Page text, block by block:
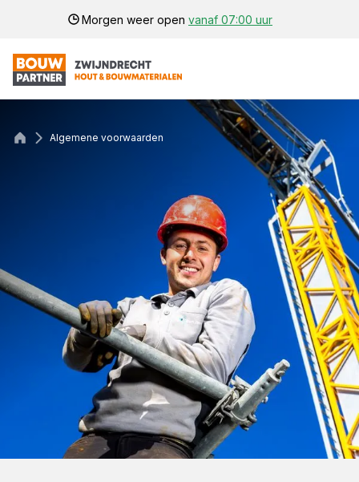
Morgen weer open vanaf 07:00 uur
Algemene voorwaarden